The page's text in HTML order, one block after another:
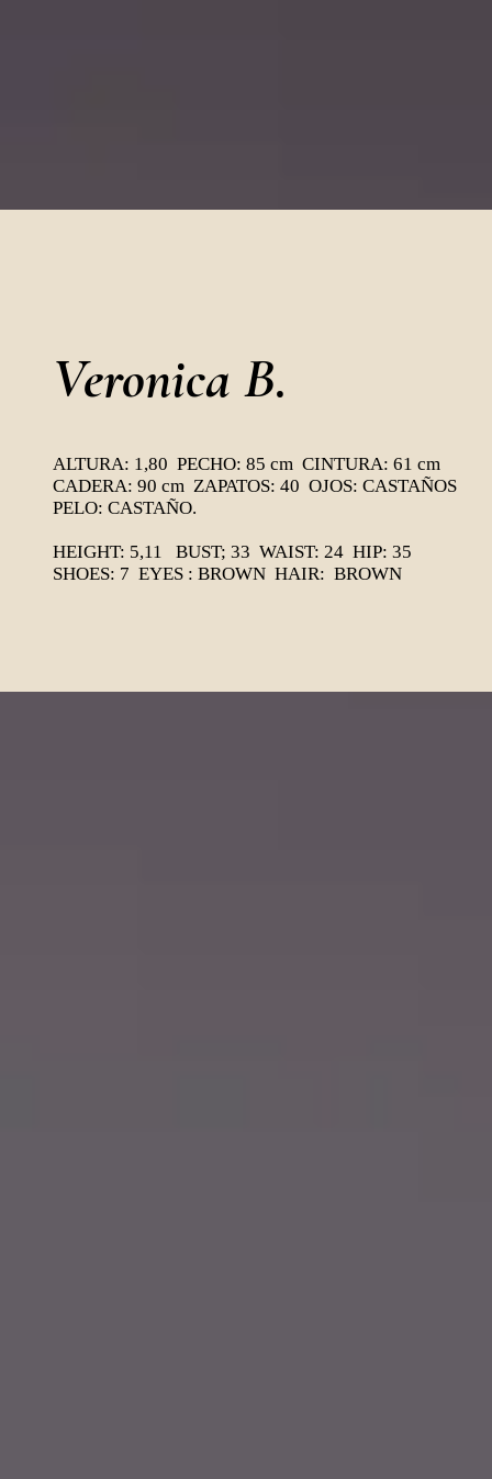
Veronica B.
ALTURA: 1,80 PECHO: 85 cm CINTURA: 61 cm
CADERA: 90 cm ZAPATOS: 40 OJOS: CASTAÑOS
PELO: CASTAÑO.
HEIGHT: 5,11 BUST; 33 WAIST: 24 HIP: 35
SHOES: 7 EYES : BROWN HAIR: BROWN